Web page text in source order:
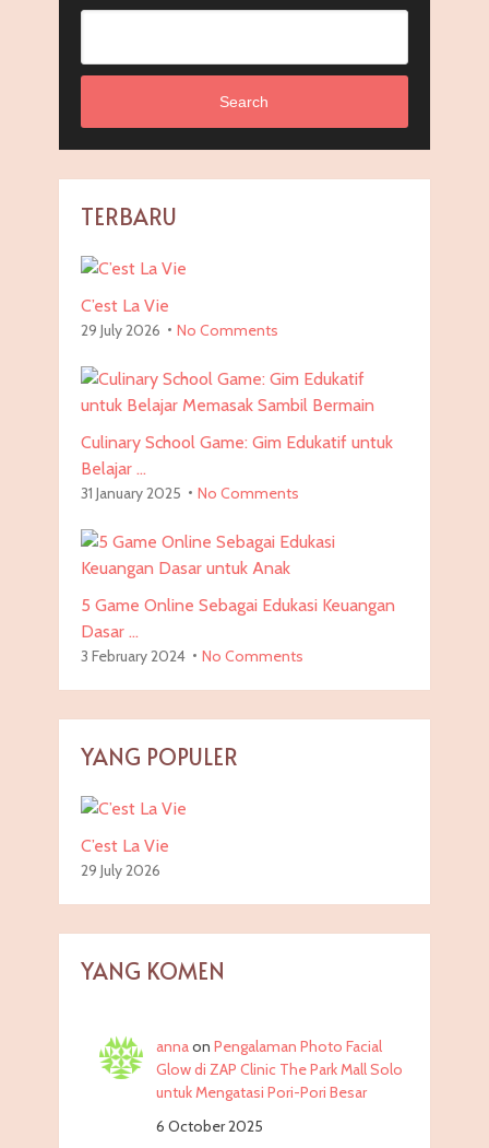
Search
TERBARU
C’est La Vie
29 July 2026 No Comments
Culinary School Game: Gim Edukatif untuk
Belajar …
31 January 2025 No Comments
5 Game Online Sebagai Edukasi Keuangan
Dasar …
3 February 2024 No Comments
YANG POPULER
C’est La Vie
29 July 2026
YANG KOMEN
annaon Pengalaman Photo Facial
Glow di ZAP Clinic The Park Mall Solo
untuk Mengatasi Pori-Pori Besar
6 October 2025